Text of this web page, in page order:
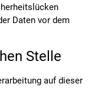
Daten vor dem
Stelle
auf dieser